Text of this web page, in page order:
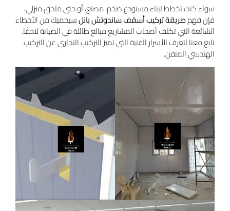
سواء كنت تخطط لبناء مستودع ضخم، مصنع، أو حتى ملحق منزلي،
فإن فهمطريقة تركيب أسقف ساندوتش بانلسيحميك من الأخطاء
الشائعة التي تكلف أصحاب المشاريع مبالغ طائلة في الصيانة لاحقًا.
تابع معنا لتعرف الأسرار الفنية التي تميز التركيب التجاري عن التركيب
الهندسي المتقن.